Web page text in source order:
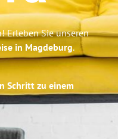
Erleben Sie unseren
in Magdeburg.
Schritt zu einem